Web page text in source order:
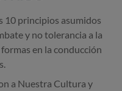
10 principios asumidos
y no tolerancia a la
en la conducción
a Nuestra Cultura y